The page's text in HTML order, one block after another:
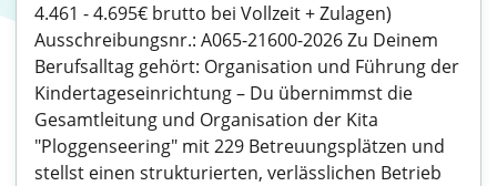
4.461 - 4.695€ brutto bei Vollzeit + Zulagen)
Ausschreibungsnr.: A065-21600-2026 Zu Deinem
Berufsalltag gehört: Organisation und Führung der
Kindertageseinrichtung – Du übernimmst die
Gesamtleitung und Organisation der Kita
"Ploggenseering" mit 229 Betreuungsplätzen und
stellst einen strukturierten, verlässlichen Betrieb